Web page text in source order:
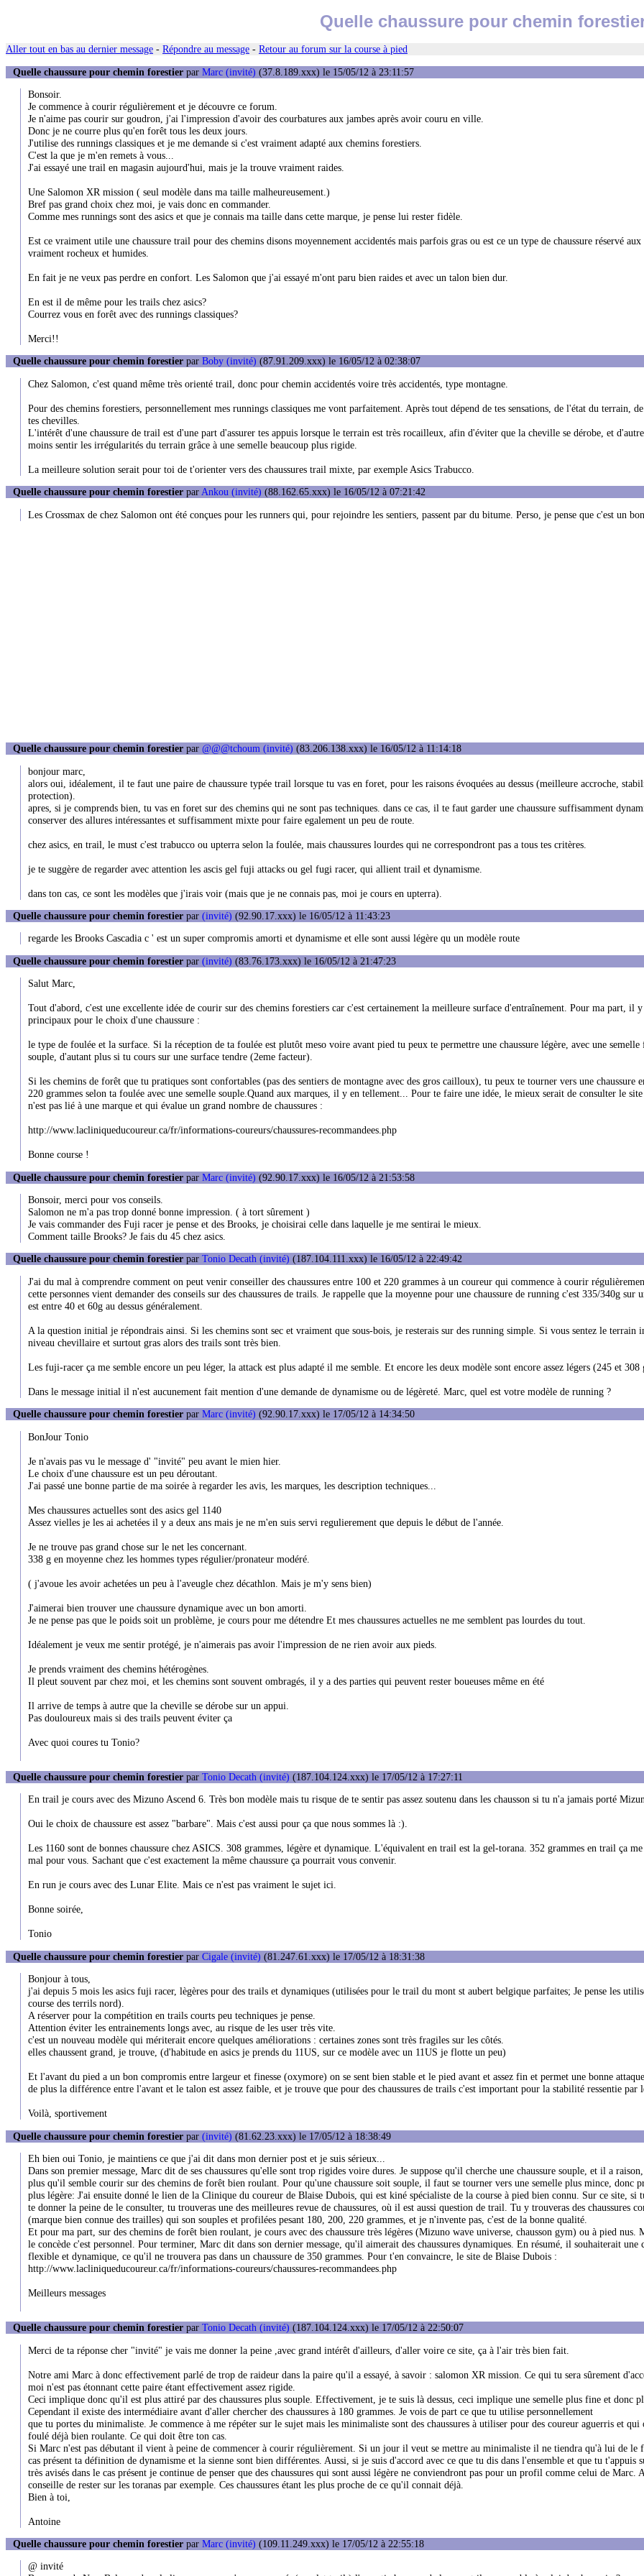
Quelle chaussure pour chemin
Aller tout en bas au dernier message - Répondre au message - Retour au forum sur la course à pied
Quelle chaussure pour chemin forestier par Marc (invité) (37.8.189.xxx) le 15/05/12 à 23:11:57
Bonsoir.
Je commence à courir régulièrement et je découvre ce forum.
Je n'aime pas courir sur goudron, j'ai l'impression d'avoir des courbatures aux jambes après avoir couru en ville.
Donc je ne courre plus qu'en forêt tous les deux jours.
J'utilise des runnings classiques et je me demande si c'est vraiment adapté aux chemins forestiers.
C'est la que je m'en remets à vous...
J'ai essayé une trail en magasin aujourd'hui, mais je la trouve vraiment raides.
Une Salomon XR mission ( seul modèle dans ma taille malheureusement.)
Bref pas grand choix chez moi, je vais donc en commander.
Comme mes runnings sont des asics et que je connais ma taille dans cette marque, je pense lui rester fidèle.
Est ce vraiment utile une chaussure trail pour des chemins disons moyennement accidentés mais parfois gras ou est ce un type de chaussure réservé aux
vraiment rocheux et humides.
En fait je ne veux pas perdre en confort. Les Salomon que j'ai essayé m'ont paru bien raides et avec un talon bien dur.
En est il de même pour les trails chez asics?
Courrez vous en forêt avec des runnings classiques?
Merci!!
Quelle chaussure pour chemin forestier par Boby (invité) (87.91.209.xxx) le 16/05/12 à 02:38:07
Chez Salomon, c'est quand même très orienté trail, donc pour chemin accidentés voire très accidentés, type montagne.
Pour des chemins forestiers, personnellement mes runnings classiques me vont parfaitement. Après tout dépend de tes sensations, de l'état du terrain,
tes chevilles.
L'intérêt d'une chaussure de trail est d'une part d'assurer tes appuis lorsque le terrain est très rocailleux, afin d'éviter que la cheville se dérobe, et
moins sentir les irrégularités du terrain grâce à une semelle beaucoup plus rigide.
La meilleure solution serait pour toi de t'orienter vers des chaussures trail mixte, par exemple Asics Trabucco.
Quelle chaussure pour chemin forestier par Ankou (invité) (88.162.65.xxx) le 16/05/12 à 07:21:42
Les Crossmax de chez Salomon ont été conçues pour les runners qui, pour rejoindre les sentiers, passent par du bitume. Perso, je pense que c'est un
Quelle chaussure pour chemin forestier par @@@tchoum (invité) (83.206.138.xxx) le 16/05/12 à 11:14:18
bonjour marc,
alors oui, idéalement, il te faut une paire de chaussure typée trail lorsque tu vas en foret, pour les raisons évoquées au dessus (meilleure accroche,
protection).
apres, si je comprends bien, tu vas en foret sur des chemins qui ne sont pas techniques. dans ce cas, il te faut garder une chaussure suffisamment
conserver des allures intéressantes et suffisamment mixte pour faire egalement un peu de route.
chez asics, en trail, le must c'est trabucco ou upterra selon la foulée, mais chaussures lourdes qui ne correspondront pas a tous tes critères.
je te suggère de regarder avec attention les ascis gel fuji attacks ou gel fugi racer, qui allient trail et dynamisme.
dans ton cas, ce sont les modèles que j'irais voir (mais que je ne connais pas, moi je cours en upterra).
Quelle chaussure pour chemin forestier par (invité) (92.90.17.xxx) le 16/05/12 à 11:43:23
regarde les Brooks Cascadia c ' est un super compromis amorti et dynamisme et elle sont aussi légère qu un modèle route
Quelle chaussure pour chemin forestier par (invité) (83.76.173.xxx) le 16/05/12 à 21:47:23
Salut Marc,
Tout d'abord, c'est une excellente idée de courir sur des chemins forestiers car c'est certainement la meilleure surface d'entraînement. Pour ma part, il
principaux pour le choix d'une chaussure :
le type de foulée et la surface. Si la réception de ta foulée est plutôt meso voire avant pied tu peux te permettre une chaussure légère, avec une semelle
souple, d'autant plus si tu cours sur une surface tendre (2eme facteur).
Si les chemins de forêt que tu pratiques sont confortables (pas des sentiers de montagne avec des gros cailloux), tu peux te tourner vers une chaussure
220 grammes selon ta foulée avec une semelle souple.Quand aux marques, il y en tellement... Pour te faire une idée, le mieux serait de consulter le
n'est pas lié à une marque et qui évalue un grand nombre de chaussures :
http://www.lacliniqueducoureur.ca/fr/informations-coureurs/chaussures-recommandees.php
Bonne course !
Quelle chaussure pour chemin forestier par Marc (invité) (92.90.17.xxx) le 16/05/12 à 21:53:58
Bonsoir, merci pour vos conseils.
Salomon ne m'a pas trop donné bonne impression. ( à tort sûrement )
Je vais commander des Fuji racer je pense et des Brooks, je choisirai celle dans laquelle je me sentirai le mieux.
Comment taille Brooks? Je fais du 45 chez asics.
Quelle chaussure pour chemin forestier par Tonio Decath (invité) (187.104.111.xxx) le 16/05/12 à 22:49:42
J'ai du mal à comprendre comment on peut venir conseiller des chaussures entre 100 et 220 grammes à un coureur qui commence à courir
cette personnes vient demander des conseils sur des chaussures de trails. Je rappelle que la moyenne pour une chaussure de running c'est 335/340g sur
est entre 40 et 60g au dessus généralement.
A la question initial je répondrais ainsi. Si les chemins sont sec et vraiment que sous-bois, je resterais sur des running simple. Si vous sentez le terrain
niveau chevillaire et surtout gras alors des trails sont très bien.
Les fuji-racer ça me semble encore un peu léger, la attack est plus adapté il me semble. Et encore les deux modèle sont encore assez légers (245 et 308
Dans le message initial il n'est aucunement fait mention d'une demande de dynamisme ou de légèreté. Marc, quel est votre modèle de running ?
Quelle chaussure pour chemin forestier par Marc (invité) (92.90.17.xxx) le 17/05/12 à 14:34:50
BonJour Tonio
Je n'avais pas vu le message d' "invité" peu avant le mien hier.
Le choix d'une chaussure est un peu déroutant.
J'ai passé une bonne partie de ma soirée à regarder les avis, les marques, les description techniques...
Mes chaussures actuelles sont des asics gel 1140
Assez vielles je les ai achetées il y a deux ans mais je ne m'en suis servi regulierement que depuis le début de l'année.
Je ne trouve pas grand chose sur le net les concernant.
338 g en moyenne chez les hommes types régulier/pronateur modéré.
( j'avoue les avoir achetées un peu à l'aveugle chez décathlon. Mais je m'y sens bien)
J'aimerai bien trouver une chaussure dynamique avec un bon amorti.
Je ne pense pas que le poids soit un problème, je cours pour me détendre Et mes chaussures actuelles ne me semblent pas lourdes du tout.
Idéalement je veux me sentir protégé, je n'aimerais pas avoir l'impression de ne rien avoir aux pieds.
Je prends vraiment des chemins hétérogènes.
Il pleut souvent par chez moi, et les chemins sont souvent ombragés, il y a des parties qui peuvent rester boueuses même en été
Il arrive de temps à autre que la cheville se dérobe sur un appui.
Pas douloureux mais si des trails peuvent éviter ça
Avec quoi coures tu Tonio?
Quelle chaussure pour chemin forestier par Tonio Decath (invité) (187.104.124.xxx) le 17/05/12 à 17:27:11
En trail je cours avec des Mizuno Ascend 6. Très bon modèle mais tu risque de te sentir pas assez soutenu dans les chausson si tu n'a jamais porté
Oui le choix de chaussure est assez "barbare". Mais c'est aussi pour ça que nous sommes là :).
Les 1160 sont de bonnes chaussure chez ASICS. 308 grammes, légère et dynamique. L'équivalent en trail est la gel-torana. 352 grammes en trail ça me
mal pour vous. Sachant que c'est exactement la même chaussure ça pourrait vous convenir.
En run je cours avec des Lunar Elite. Mais ce n'est pas vraiment le sujet ici.
Bonne soirée,
Tonio
Quelle chaussure pour chemin forestier par Cigale (invité) (81.247.61.xxx) le 17/05/12 à 18:31:38
Bonjour à tous,
j'ai depuis 5 mois les asics fuji racer, lègères pour des trails et dynamiques (utilisées pour le trail du mont st aubert belgique parfaites; Je pense les
course des terrils nord).
A réserver pour la compétition en trails courts peu techniques je pense.
Attention éviter les entrainements longs avec, au risque de les user très vite.
c'est un nouveau modèle qui mériterait encore quelques améliorations : certaines zones sont très fragiles sur les côtés.
elles chaussent grand, je trouve, (d'habitude en asics je prends du 11US, sur ce modèle avec un 11US je flotte un peu)
Et l'avant du pied a un bon compromis entre largeur et finesse (oxymore) on se sent bien stable et le pied avant et assez fin et permet une bonne attaque.
de plus la différence entre l'avant et le talon est assez faible, et je trouve que pour des chaussures de trails c'est important pour la stabilité ressentie par
Voilà, sportivement
Quelle chaussure pour chemin forestier par (invité) (81.62.23.xxx) le 17/05/12 à 18:38:49
Eh bien oui Tonio, je maintiens ce que j'ai dit dans mon dernier post et je suis sérieux...
Dans son premier message, Marc dit de ses chaussures qu'elle sont trop rigides voire dures. Je suppose qu'il cherche une chaussure souple, et il a
plus qu'il semble courir sur des chemins de forêt bien roulant. Pour qu'une chaussure soit souple, il faut se tourner vers une semelle plus mince, donc
plus légère: J'ai ensuite donné le lien de la Clinique du coureur de Blaise Dubois, qui est kiné spécialiste de la course à pied bien connu. Sur ce site, si
te donner la peine de le consulter, tu trouveras une des meilleures revue de chaussures, où il est aussi question de trail. Tu y trouveras des chaussures
(marque bien connue des trailles) qui son souples et profilées pesant 180, 200, 220 grammes, et je n'invente pas, c'est de la bonne qualité.
Et pour ma part, sur des chemins de forêt bien roulant, je cours avec des chaussure très légères (Mizuno wave universe, chausson gym) ou à pied nus.
le concède c'est personnel. Pour terminer, Marc dit dans son dernier message, qu'il aimerait des chaussures dynamiques. En résumé, il souhaiterait une
flexible et dynamique, ce qu'il ne trouvera pas dans un chaussure de 350 grammes. Pour t'en convaincre, le site de Blaise Dubois :
http://www.lacliniqueducoureur.ca/fr/informations-coureurs/chaussures-recommandees.php
Meilleurs messages
Quelle chaussure pour chemin forestier par Tonio Decath (invité) (187.104.124.xxx) le 17/05/12 à 22:50:07
Merci de ta réponse cher "invité" je vais me donner la peine ,avec grand intérêt d'ailleurs, d'aller voire ce site, ça à l'air très bien fait.
Notre ami Marc à donc effectivement parlé de trop de raideur dans la paire qu'il a essayé, à savoir : salomon XR mission. Ce qui tu sera sûrement
moi n'est pas étonnant cette paire étant effectivement assez rigide.
Ceci implique donc qu'il est plus attiré par des chaussures plus souple. Effectivement, je te suis là dessus, ceci implique une semelle plus fine et donc
Cependant il existe des intermédiaire avant d'aller chercher des chaussures à 180 grammes. Je vois de part ce que tu utilise personnellement
que tu portes du minimaliste. Je commence à me répéter sur le sujet mais les minimaliste sont des chaussures à utiliser pour des coureur aguerris et qui
foulé déjà bien roulante. Ce qui doit être ton cas.
Si Marc n'est pas débutant il vient à peine de commencer à courir régulièrement. Si un jour il veut se mettre au minimaliste il ne tiendra qu'à lui de le
cas présent ta définition de dynamisme et la sienne sont bien différentes. Aussi, si je suis d'accord avec ce que tu dis dans l'ensemble et que tu t'appuis
très avisés dans le cas présent je continue de penser que des chaussures qui sont aussi légère ne conviendront pas pour un profil comme celui de Marc.
conseille de rester sur les toranas par exemple. Ces chaussures étant les plus proche de ce qu'il connait déjà.
Bien à toi,
Antoine
Quelle chaussure pour chemin forestier par Marc (invité) (109.11.249.xxx) le 17/05/12 à 22:55:18
@ invité